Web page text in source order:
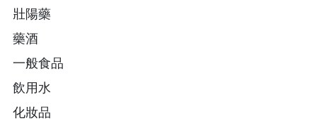
壯陽藥
藥酒
一般食品
飲用水
化妝品